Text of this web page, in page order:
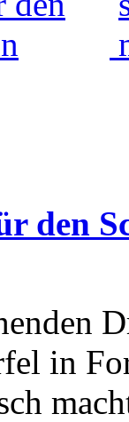
den
in